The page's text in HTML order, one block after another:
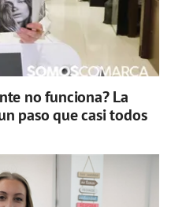
no funciona? La
paso que casi todos